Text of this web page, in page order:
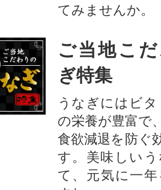
てみませんか。
ご当地こ
ぎ特集
うなぎにはビ
の栄養が豊富で
食欲減退を防ぐ
す。美味しい
て、元気に一